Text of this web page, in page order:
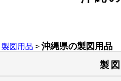
製図用品 > 沖縄県の製図用品
製